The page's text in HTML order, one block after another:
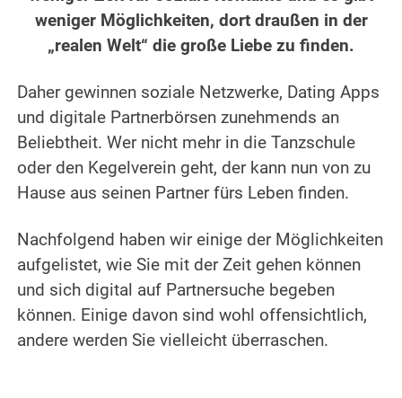
weniger Möglichkeiten, dort draußen in der
„realen Welt“ die große Liebe zu finden.
Daher gewinnen soziale Netzwerke, Dating Apps
und digitale Partnerbörsen zunehmends an
Beliebtheit. Wer nicht mehr in die Tanzschule
oder den Kegelverein geht, der kann nun von zu
Hause aus seinen Partner fürs Leben finden.
Nachfolgend haben wir einige der Möglichkeiten
aufgelistet, wie Sie mit der Zeit gehen können
und sich digital auf Partnersuche begeben
können. Einige davon sind wohl offensichtlich,
andere werden Sie vielleicht überraschen.